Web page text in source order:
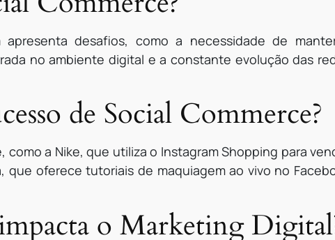
desafios, como a necessidade de
no ambiente digital e a constante evolução das
de Social Commerce?
a Nike, que utiliza o Instagram Shopping para
oferece tutoriais de maquiagem ao vivo no
o Marketing